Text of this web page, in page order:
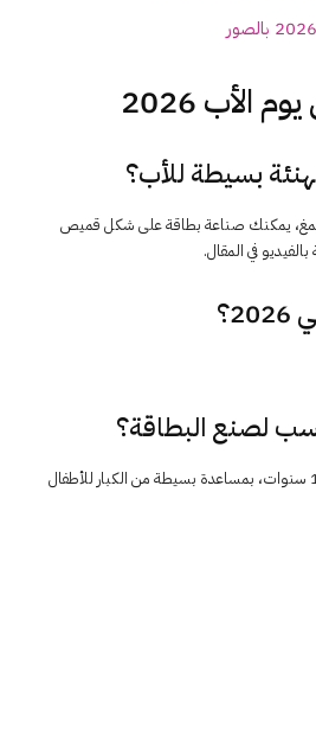
الأب 2026
بسيطة للأب؟
يمكنك صناعة بطاقة على شكل قميص
في المقال.
لصنع البطاقة؟
النشاط مناسب من سن 4 إلى 10 سنوات، بمساعدة بسيطة من الكبار للأطفال